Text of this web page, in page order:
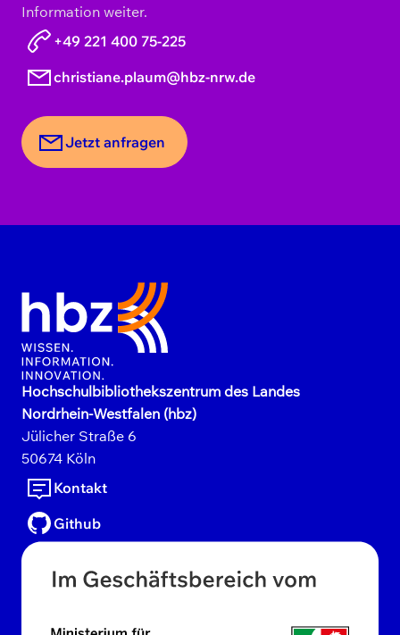
Information weiter.
+49 221 400 75-225
christiane.plaum@hbz-nrw.de
Jetzt anfragen
Hochschulbibliothekszentrum des Landes
Nordrhein-Westfalen (hbz)
Jülicher Straße 6
50674 Köln
Kontakt
Github